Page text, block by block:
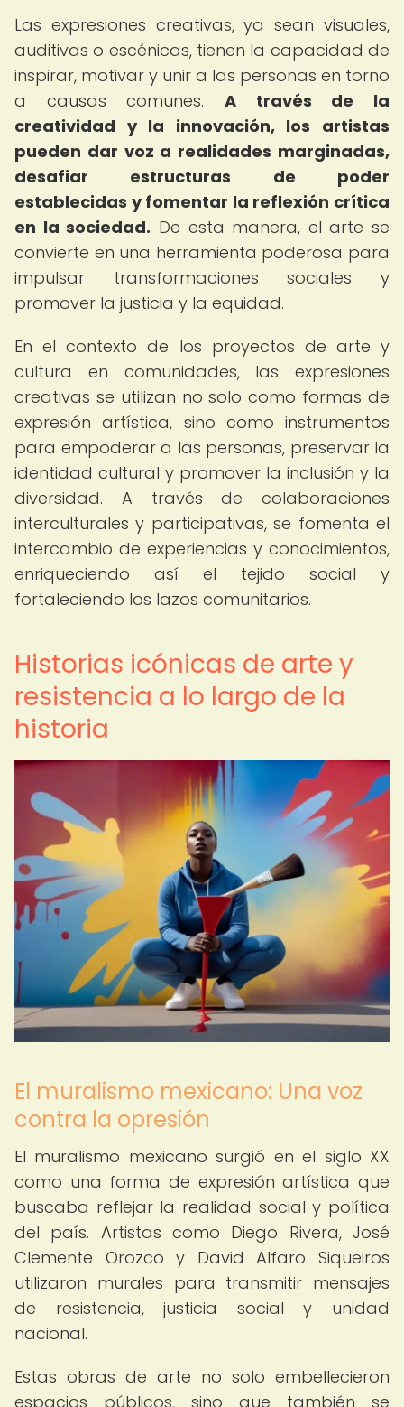
Las expresiones creativas, ya sean visuales,
auditivas o escénicas, tienen la capacidad de
inspirar, motivar y unir a las personas en torno
a causas comunes. A través de la
creatividad y la innovación, los artistas
pueden dar voz a realidades marginadas,
desafiar estructuras de poder
establecidas y fomentar la reflexión crítica
en la sociedad. De esta manera, el arte se
convierte en una herramienta poderosa para
impulsar transformaciones sociales y
promover la justicia y la equidad.
En el contexto de los proyectos de arte y
cultura en comunidades, las expresiones
creativas se utilizan no solo como formas de
expresión artística, sino como instrumentos
para empoderar a las personas, preservar la
identidad cultural y promover la inclusión y la
diversidad. A través de colaboraciones
interculturales y participativas, se fomenta el
intercambio de experiencias y conocimientos,
enriqueciendo así el tejido social y
fortaleciendo los lazos comunitarios.
Historias icónicas de arte y
resistencia a lo largo de la
historia
El muralismo mexicano: Una voz
contra la opresión
El muralismo mexicano surgió en el siglo XX
como una forma de expresión artística que
buscaba reflejar la realidad social y política
del país. Artistas como Diego Rivera, José
Clemente Orozco y David Alfaro Siqueiros
utilizaron murales para transmitir mensajes
de resistencia, justicia social y unidad
nacional.
Estas obras de arte no solo embellecieron
espacios públicos, sino que también se